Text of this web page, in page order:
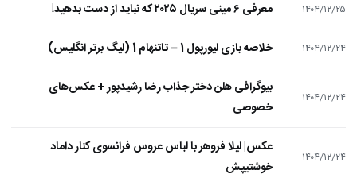
۱۴۰۴/۱۲/۲۵ معرفی ۶ مینی سریال ۲۰۲۵ که نباید از دست بدهید!
۱۴۰۴/۱۲/۲۴ خلاصه بازی لیورپول 1 – تاتنهام 1 (لیگ برتر انگلیس)
۱۴۰۴/۱۲/۲۴
بیوگرافی هلن دختر جذاب رضا رشیدپور + عکس‌های
خصوصی
۱۴۰۴/۱۲/۲۴
عکس| لیلا فروهر با لباس عروس فرانسوی کنار داماد
خوشتیپش